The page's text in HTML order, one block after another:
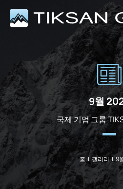
9월
국제 기업 그룹
홈 | 갤러리 | 9